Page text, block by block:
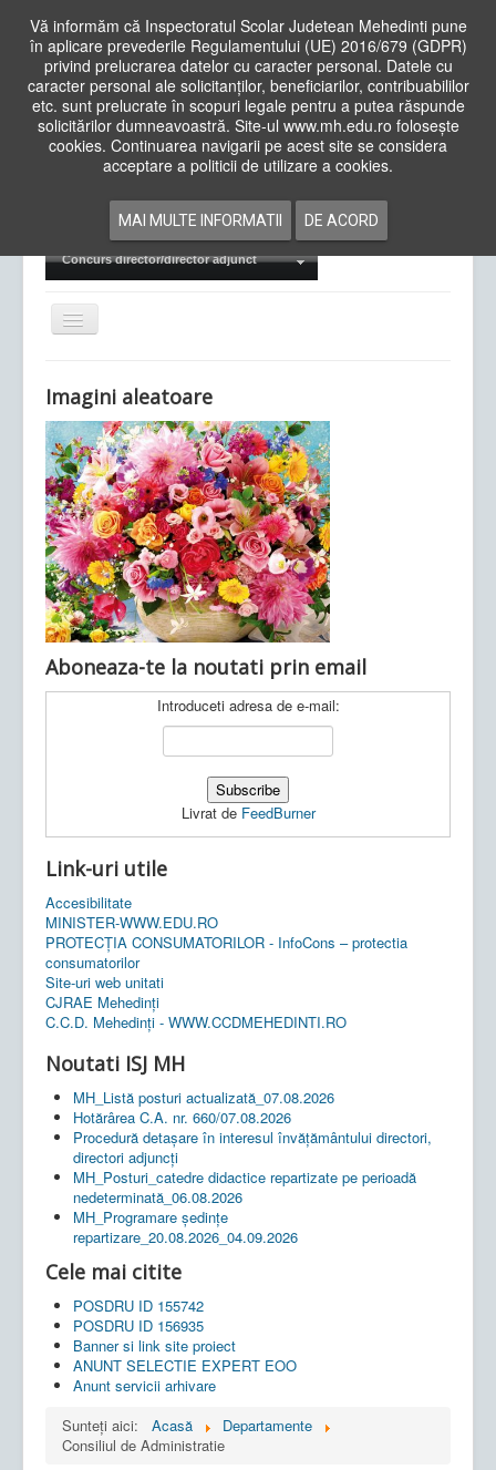
Vă informăm că Inspectoratul Scolar Judetean Mehedinti pune
în aplicare prevederile Regulamentului (UE) 2016/679 (GDPR)
privind prelucrarea datelor cu caracter personal. Datele cu
caracter personal ale solicitanților, beneficiarilor, contribuabililor
etc. sunt prelucrate în scopuri legale pentru a putea răspunde
solicitărilor dumneavoastră. Site-ul www.mh.edu.ro folosește
cookies. Continuarea navigarii pe acest site se considera
acceptare a politicii de utilizare a cookies.
MAI MULTE INFORMATII DE ACORD
Cauta
in
siteAcasa Cadre Didactice
Examene Naționale
Concurs director/director adjunct
Comută
navigarea
Ultimele articole: Vi, 04.11.2022 -Inspectoratul Școlar
Județean Mehedinți
Imagini aleatoare
Aboneaza-te la noutati prin email
Introduceti adresa de e-mail:
Livrat de FeedBurner
Link-uri utile
Accesibilitate
MINISTER-WWW.EDU.RO
PROTECȚIA CONSUMATORILOR - InfoCons – protectia
consumatorilor
Site-uri web unitati
CJRAE Mehedinți
C.C.D. Mehedinţi - WWW.CCDMEHEDINTI.RO
Noutati ISJ MH
MH_Listă posturi actualizată_07.08.2026
Hotărârea C.A. nr. 660/07.08.2026
Procedură detașare în interesul învățământului directori,
directori adjuncți
MH_Posturi_catedre didactice repartizate pe perioadă
nedeterminată_06.08.2026
MH_Programare ședințe
repartizare_20.08.2026_04.09.2026
Cele mai citite
POSDRU ID 155742
POSDRU ID 156935
Banner si link site proiect
ANUNT SELECTIE EXPERT EOO
Anunt servicii arhivare
Sunteți aici:
Acasă
Departamente
Consiliul de Administratie